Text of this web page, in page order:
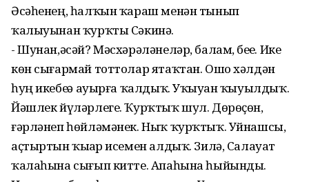
Әсәһенең, һалҡын ҡараш менән тынып
ҡалыуынан ҡурҡты Сәкинә.
- Шунан,әсәй? Мәсхәрәләнеләр, балам, беҙҙе. Ике
көн сығармай тоттолар ятаҡтан. Ошо хәлдән
һуң икебеҙҙә ауырға ҡалдыҡ. Уҡыуҙан ҡыуылдыҡ.
Йәшлек йүләрлеге. Ҡурҡтыҡ шул. Дөрөҫөн,
ғәрләнеп һөйләмәнек. Ныҡ ҡурҡтыҡ. Уйнашсы,
аҫтыртын ҡыҙҙар исемен алдыҡ. Зилә, Салауат
ҡалаһына сығып китте. Апаһына һыйынды.